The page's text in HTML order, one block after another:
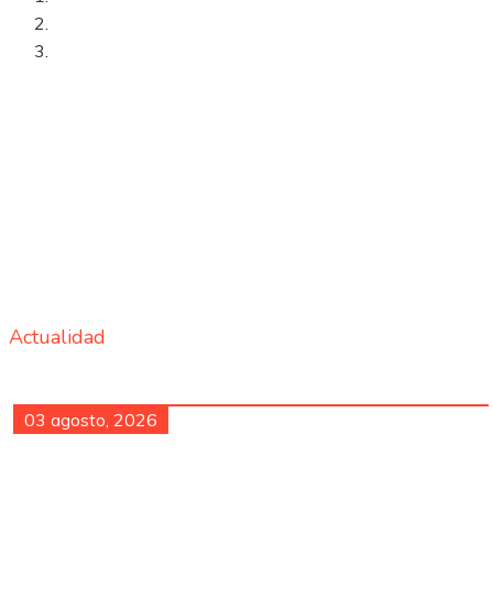
Actualidad
03 agosto, 2026